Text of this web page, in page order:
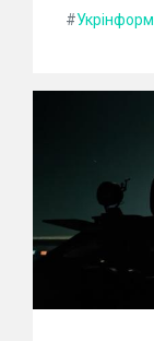
#Укрінформ